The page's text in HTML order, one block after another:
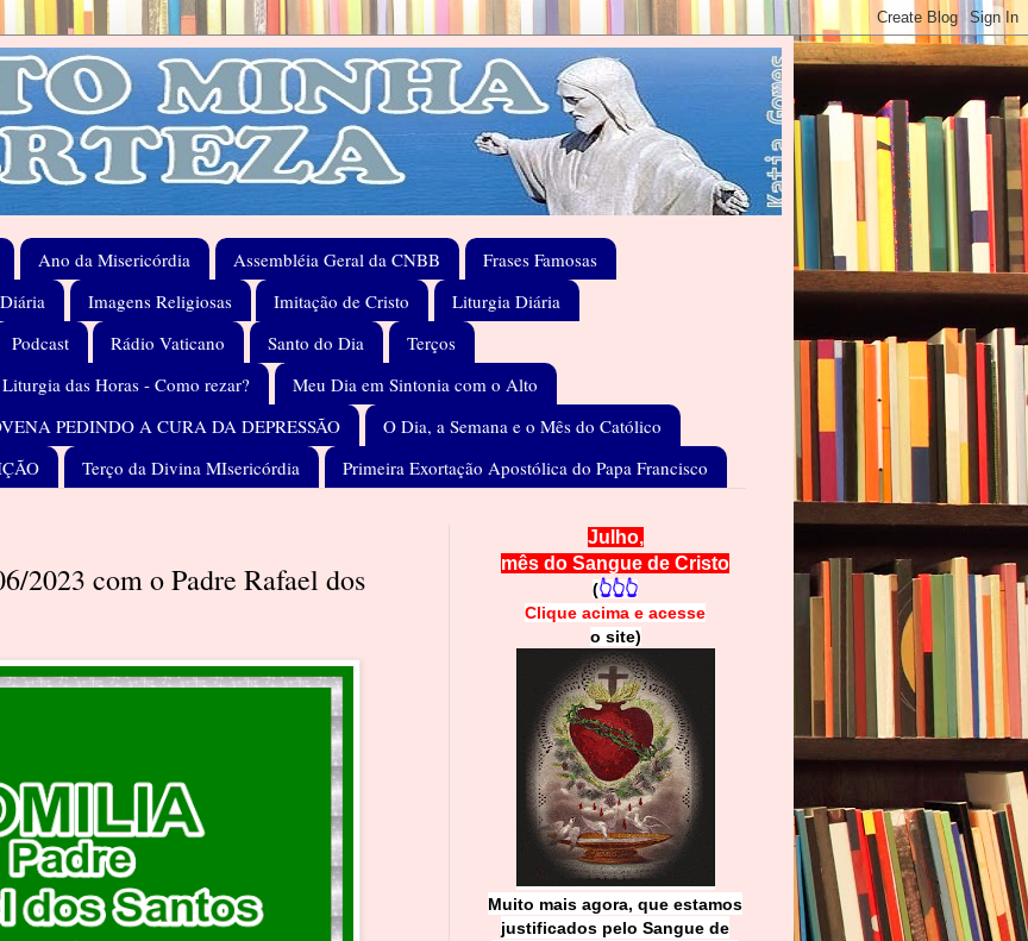
Ano da Misericórdia Assembléia Geral da CNBB
Frases Famosas
Imagens Religiosas Imitação de Cristo
Liturgia Diária
Podcast Rádio Vaticano Santo do Dia
Terços
Liturgia das Horas - Como rezar?
Meu Dia em Sintonia com o Alto
PEDINDO A CURA DA DEPRESSÃO
O Dia, a Semana e o Mês do Católico
Terço da Divina MIsericórdia Primeira Exortação Apostólica do Papa Francisco
2023 com o Padre Rafael dos
Julho,
mês do Sangue de Cristo
(👆👆👆
Clique acima e acesse
o site)
Muito mais agora, que estamos
justificados pelo Sangue de